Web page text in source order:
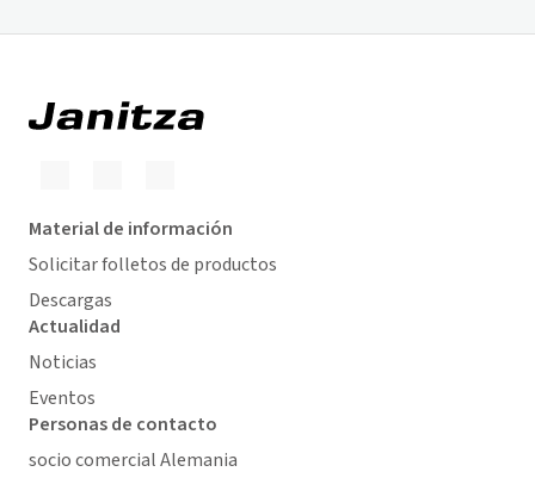
Material de información
Solicitar folletos de productos
Descargas
Actualidad
Noticias
Eventos
Personas de contacto
socio comercial Alemania